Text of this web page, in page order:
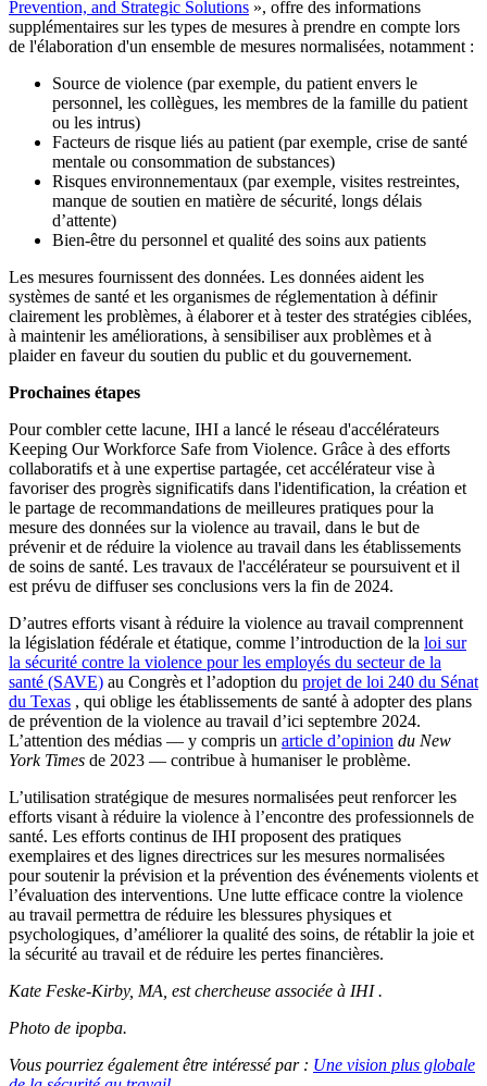
Prevention, and Strategic Solutions », offre des informations
supplémentaires sur les types de mesures à prendre en compte lors
de l'élaboration d'un ensemble de mesures normalisées, notamment :
Source de violence (par exemple, du patient envers le
personnel, les collègues, les membres de la famille du patient
ou les intrus)
Facteurs de risque liés au patient (par exemple, crise de santé
mentale ou consommation de substances)
Risques environnementaux (par exemple, visites restreintes,
manque de soutien en matière de sécurité, longs délais
d’attente)
Bien-être du personnel et qualité des soins aux patients
Les mesures fournissent des données. Les données aident les
systèmes de santé et les organismes de réglementation à définir
clairement les problèmes, à élaborer et à tester des stratégies ciblées,
à maintenir les améliorations, à sensibiliser aux problèmes et à
plaider en faveur du soutien du public et du gouvernement.
Prochaines étapes
Pour combler cette lacune, IHI a lancé le réseau d'accélérateurs
Keeping Our Workforce Safe from Violence. Grâce à des efforts
collaboratifs et à une expertise partagée, cet accélérateur vise à
favoriser des progrès significatifs dans l'identification, la création et
le partage de recommandations de meilleures pratiques pour la
mesure des données sur la violence au travail, dans le but de
prévenir et de réduire la violence au travail dans les établissements
de soins de santé. Les travaux de l'accélérateur se poursuivent et il
est prévu de diffuser ses conclusions vers la fin de 2024.
D’autres efforts visant à réduire la violence au travail comprennent
la législation fédérale et étatique, comme l’introduction de la loi sur
la sécurité contre la violence pour les employés du secteur de la
santé (SAVE) au Congrès et l’adoption du projet de loi 240 du Sénat
du Texas , qui oblige les établissements de santé à adopter des plans
de prévention de la violence au travail d’ici septembre 2024.
L’attention des médias — y compris un article d’opinion du New
York Times de 2023 — contribue à humaniser le problème.
L’utilisation stratégique de mesures normalisées peut renforcer les
efforts visant à réduire la violence à l’encontre des professionnels de
santé. Les efforts continus de IHI proposent des pratiques
exemplaires et des lignes directrices sur les mesures normalisées
pour soutenir la prévision et la prévention des événements violents et
l’évaluation des interventions. Une lutte efficace contre la violence
au travail permettra de réduire les blessures physiques et
psychologiques, d’améliorer la qualité des soins, de rétablir la joie et
la sécurité au travail et de réduire les pertes financières.
Kate Feske-Kirby, MA, est chercheuse associée à IHI .
Photo de ipopba.
Vous pourriez également être intéressé par : Une vision plus globale